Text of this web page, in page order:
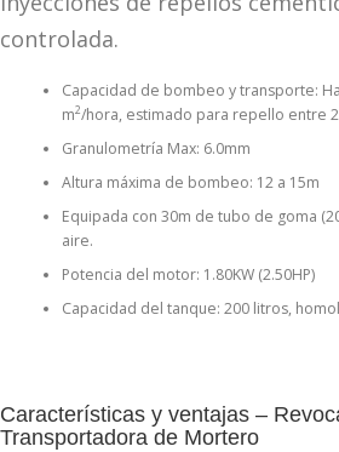
controlada.
Capacidad de bombeo y transporte:
m2/hora, estimado para repello entre
Granulometría Max: 6.0mm
Altura máxima de bombeo: 12 a 15m
Equipada con 30m de tubo de goma
aire.
Potencia del motor: 1.80KW (2.50HP)
Capacidad del tanque: 200 litros,
Características y ventajas –
Transportadora de Mortero